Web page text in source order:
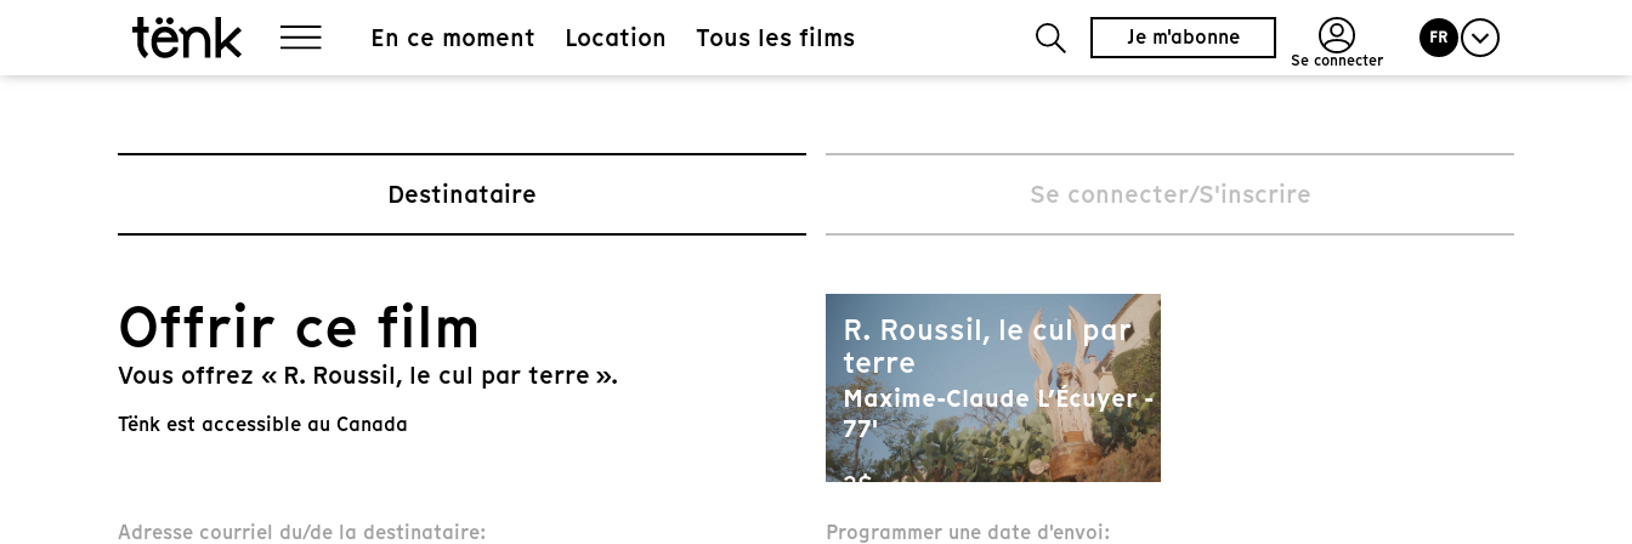
En ce moment Location Tous les films Je m'abonne
Se connecter
FR
Destinataire Se connecter/S'inscrire
Offrir ce film
Vous offrez « R. Roussil, le cul par terre ».
Tënk est accessible au Canada
R. Roussil, le cul par
terre
Maxime-Claude L’Écuyer -
77'
3$
Adresse courriel du/de la destinataire: Programmer une date d'envoi: